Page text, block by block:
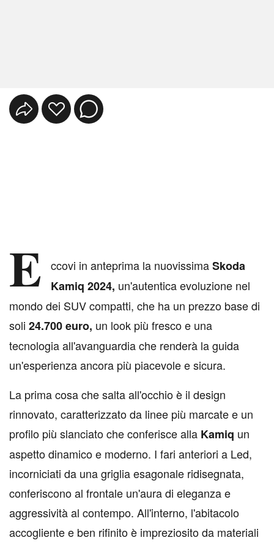
E ccovi in anteprima la nuovissimaSkoda
Kamiq 2024, un'autentica evoluzione nel
mondo dei SUV compatti, che ha un prezzo base di
soli 24.700 euro, un look più fresco e una
tecnologia all'avanguardia che renderà la guida
un'esperienza ancora più piacevole e sicura.
La prima cosa che salta all'occhio è il design
rinnovato, caratterizzato da linee più marcate e un
profilo più slanciato che conferisce alla Kamiq un
aspetto dinamico e moderno. I fari anteriori a Led,
incorniciati da una griglia esagonale ridisegnata,
conferiscono al frontale un'aura di eleganza e
aggressività al contempo. All'interno, l'abitacolo
accogliente e ben rifinito è impreziosito da materiali